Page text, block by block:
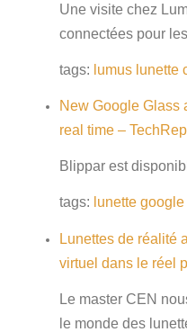
Une visite chez
connectées pour
tags: lumus lunette
New Google Glass
real time –
Blippar est
tags: lunette google
Lunettes de réalité
virtuel dans le réel
Le master CEN
le monde des